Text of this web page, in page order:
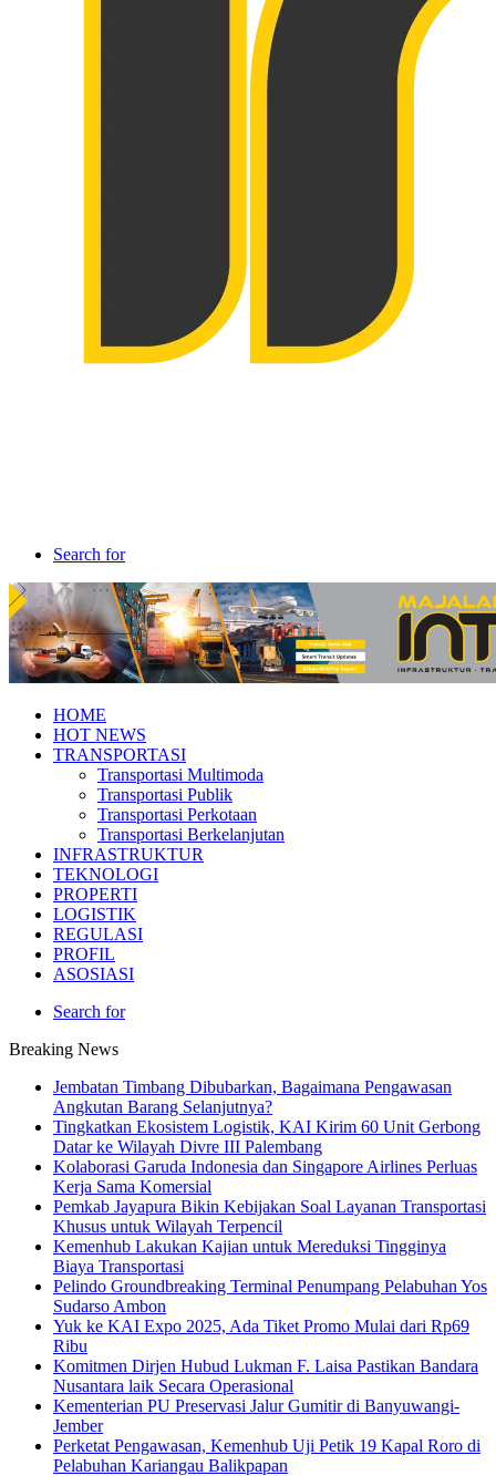
Search for
HOME
HOT NEWS
TRANSPORTASI
Transportasi Multimoda
Transportasi Publik
Transportasi Perkotaan
Transportasi Berkelanjutan
INFRASTRUKTUR
TEKNOLOGI
PROPERTI
LOGISTIK
REGULASI
PROFIL
ASOSIASI
Search for
Breaking News
Jembatan Timbang Dibubarkan, Bagaimana Pengawasan
Angkutan Barang Selanjutnya?
Tingkatkan Ekosistem Logistik, KAI Kirim 60 Unit Gerbong
Datar ke Wilayah Divre III Palembang
Kolaborasi Garuda Indonesia dan Singapore Airlines Perluas
Kerja Sama Komersial
Pemkab Jayapura Bikin Kebijakan Soal Layanan Transportasi
Khusus untuk Wilayah Terpencil
Kemenhub Lakukan Kajian untuk Mereduksi Tingginya
Biaya Transportasi
Pelindo Groundbreaking Terminal Penumpang Pelabuhan Yos
Sudarso Ambon
Yuk ke KAI Expo 2025, Ada Tiket Promo Mulai dari Rp69
Ribu
Komitmen Dirjen Hubud Lukman F. Laisa Pastikan Bandara
Nusantara laik Secara Operasional
Kementerian PU Preservasi Jalur Gumitir di Banyuwangi-
Jember
Perketat Pengawasan, Kemenhub Uji Petik 19 Kapal Roro di
Pelabuhan Kariangau Balikpapan